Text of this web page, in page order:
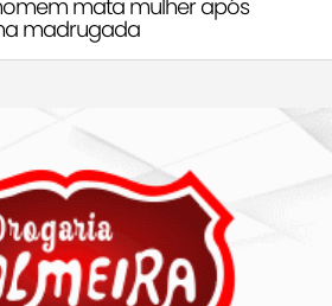
mata mulher após
madrugada